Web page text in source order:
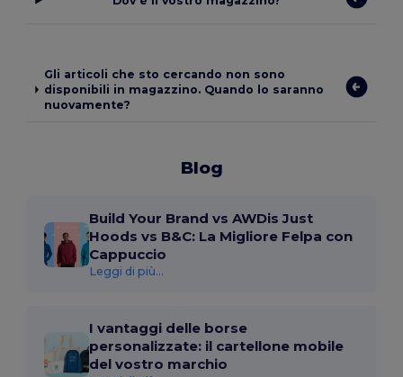
Gli articoli che sto cercando non sono
disponibili in magazzino. Quando lo saranno
nuovamente?
Blog
Build Your Brand vs AWDis Just
Hoods vs B&C: La Migliore Felpa con
Cappuccio
Leggi di più...
I vantaggi delle borse
personalizzate: il cartellone mobile
del vostro marchio